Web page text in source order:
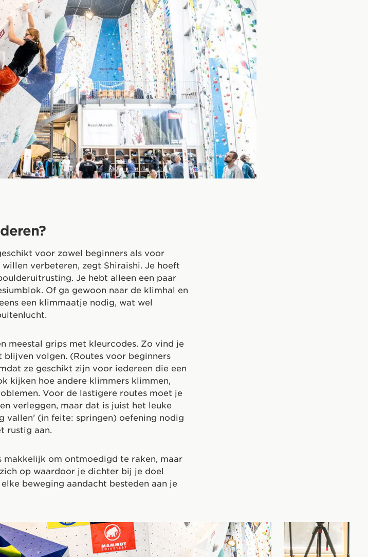
voor zowel beginners als voor
verbeteren, zegt Shiraishi. Je hoeft
Je hebt alleen een paar
Of ga gewoon naar de klimhal en
een klimmaatje nodig, wat wel
meestal grips met kleurcodes. Zo vind je
volgen. (Routes voor beginners
ze geschikt zijn voor iedereen die een
kijken hoe andere klimmers klimmen,
Voor de lastigere routes moet je
verleggen, maar dat is juist het leuke
vallen’ (in feite: springen) oefening nodig
rustig aan.
makkelijk om ontmoedigd te raken, maar
op waardoor je dichter bij je doel
beweging aandacht besteden aan je